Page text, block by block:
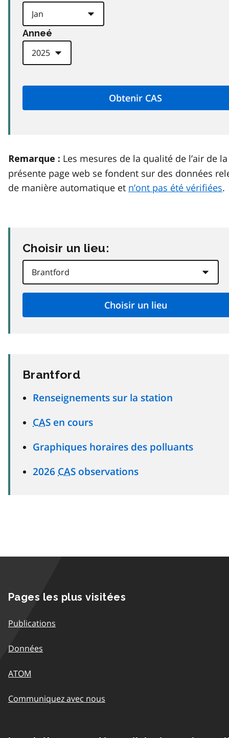
Anneé
Remarque : Les mesures de la qualité de l’air de la
présente page web se fondent sur des données
de manière automatique et n’ont pas été vérifiées.
Choisir un lieu:
Brantford
Renseignements sur la station
CAS en cours
Graphiques horaires des polluants
2026 CAS observations
Pages les plus visitées
Publications
Données
ATOM
Communiquez avec nous